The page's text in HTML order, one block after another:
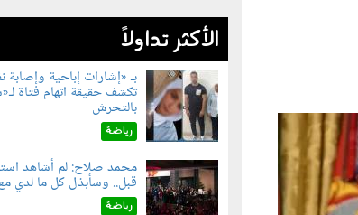
الأكثر تداولاً
060804.jpg
بـ «إشارات إباحية وإصابة
تكشف حقيقة اتهام فتاة
بالتحرش
رياضة
060802.jpg
محمد صلاح: لم أشاهد
قبل.. وسأبذل كل ما لدي
رياضة